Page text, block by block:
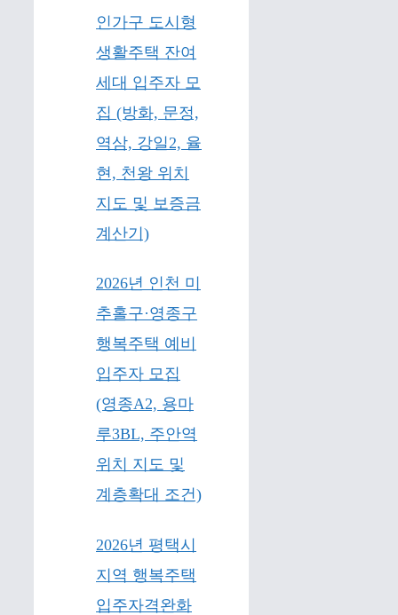
인가구 도시형
생활주택 잔여
세대 입주자 모
집 (방화, 문정,
역삼, 강일2, 율
현, 천왕 위치
지도 및 보증금
계산기)
2026년 인천 미
추홀구·영종구
행복주택 예비
입주자 모집
(영종A2, 용마
루3BL, 주안역
위치 지도 및
계층확대 조건)
2026년 평택시
지역 행복주택
입주자격완화